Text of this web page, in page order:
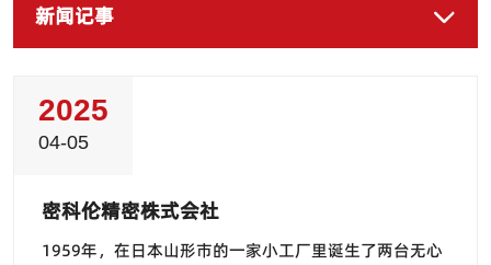
新闻记事
2025
04-05
密科伦精密株式会社
1959年，在日本山形市的一家小工厂里诞生了两台无心